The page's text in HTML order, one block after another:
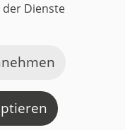
der Dienste
vorbehalten.